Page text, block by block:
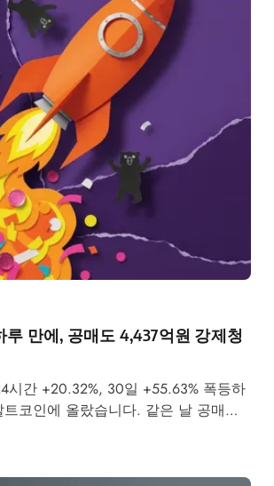
루 만에, 공매도 4,437억원 강제청
시간 +20.32%, 30일 +55.63% 폭등하
코인에 올랐습니다. 같은 날 공매도
이 강제청산됐습니다.